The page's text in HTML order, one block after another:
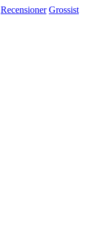
Recensioner Grossist